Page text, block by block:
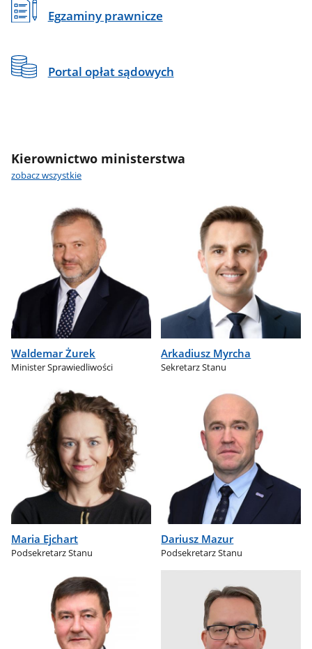
Egzaminy prawnicze
Portal opłat sądowych
Kierownictwo ministerstwa
zobacz wszystkie
Waldemar Żurek
Minister Sprawiedliwości
Arkadiusz Myrcha
Sekretarz Stanu
Maria Ejchart
Podsekretarz Stanu
Dariusz Mazur
Podsekretarz Stanu